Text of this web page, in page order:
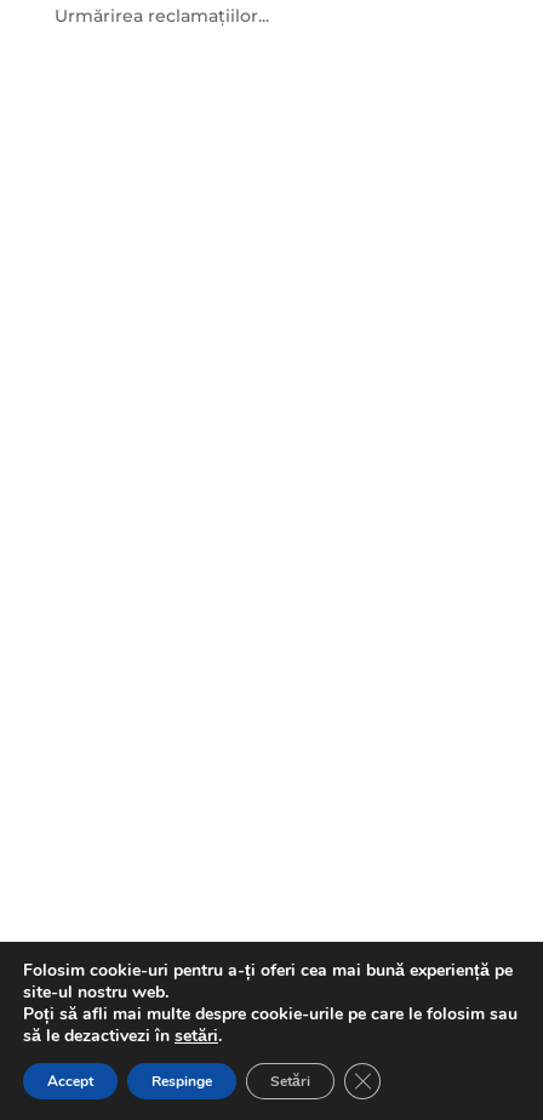
Urmărirea reclamațiilor...
Folosim cookie-uri pentru a-ți oferi cea mai bună experiență pe
site-ul nostru web.
Poți să afli mai multe despre cookie-urile pe care le folosim sau
să le dezactivezi în setări.
Accept Respinge Setări Close GDPR Cookie